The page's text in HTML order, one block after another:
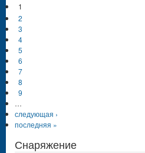
1
2
3
4
5
6
7
8
9
…
следующая ›
последняя »
Снаряжение